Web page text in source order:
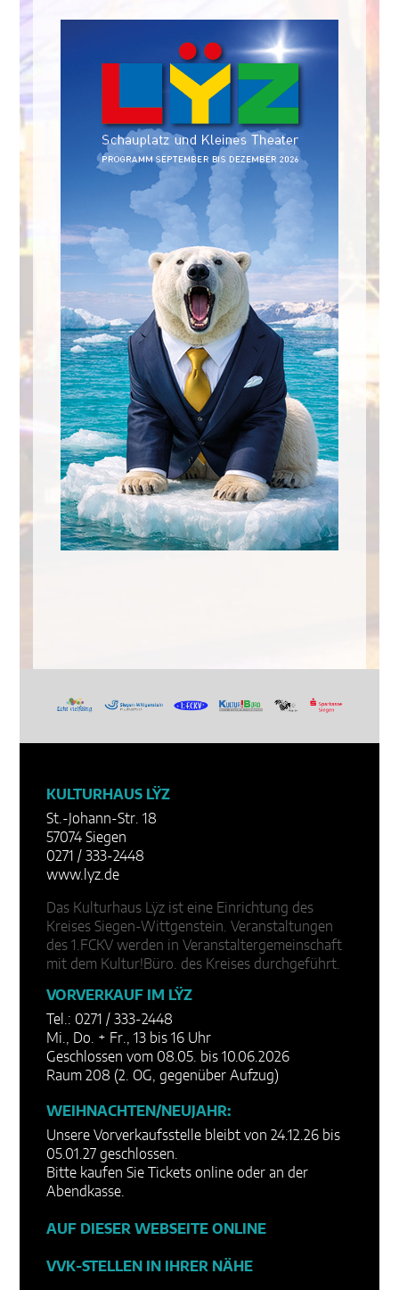
KULTURHAUS LŸZ
St.-Johann-Str. 18
57074 Siegen
0271 / 333-2448
www.lyz.de
Das Kulturhaus Lÿz ist eine Einrichtung des
Kreises Siegen-Wittgenstein. Veranstaltungen
des 1.FCKV werden in Veranstaltergemeinschaft
mit dem Kultur!Büro. des Kreises durchgeführt.
VORVERKAUF IM LŸZ
Tel.: 0271 / 333-2448
Mi., Do. + Fr., 13 bis 16 Uhr
Geschlossen vom 08.05. bis 10.06.2026
Raum 208 (2. OG, gegenüber Aufzug)
WEIHNACHTEN/NEUJAHR:
Unsere Vorverkaufsstelle bleibt von 24.12.26 bis
05.01.27 geschlossen.
Bitte kaufen Sie Tickets online oder an der
Abendkasse.
AUF DIESER WEBSEITE ONLINE
VVK-STELLEN IN IHRER NÄHE